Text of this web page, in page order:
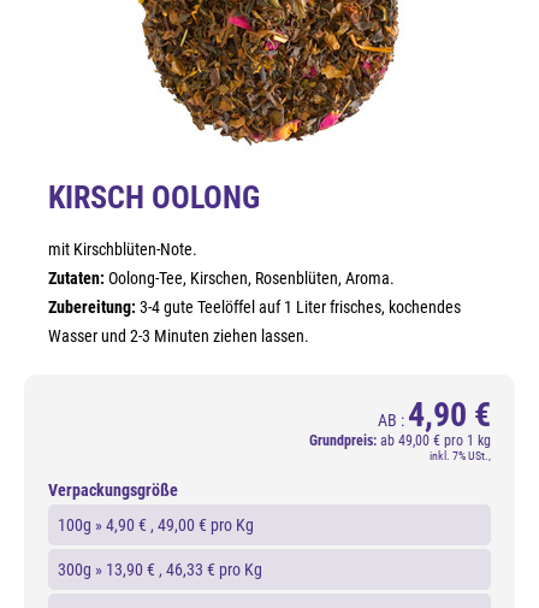
KIRSCH OOLONG
mit Kirschblüten-Note.
Zutaten: Oolong-Tee, Kirschen, Rosenblüten, Aroma.
Zubereitung: 3-4 gute Teelöffel auf 1 Liter frisches, kochendes
Wasser und 2-3 Minuten ziehen lassen.
AB : 4,90 €
Grundpreis: ab 49,00 € pro 1 kg
inkl. 7% USt.,
Verpackungsgröße
100g »4,90 € , 49,00 € pro Kg
300g » 13,90 € , 46,33 € pro Kg